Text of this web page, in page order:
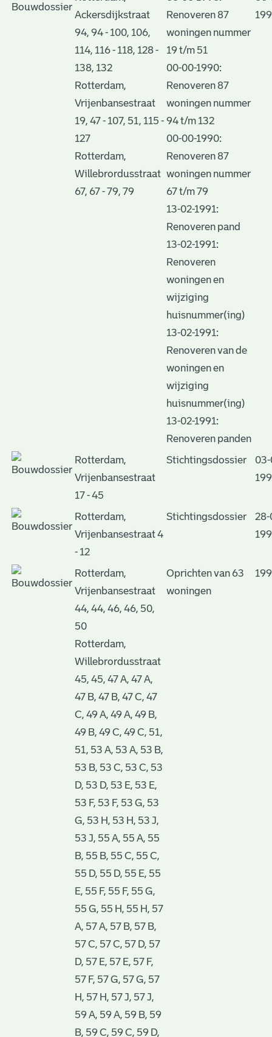
Ackersdijkstraat
94, 94 - 100, 106,
114, 116 - 118, 128 -
138, 132
Rotterdam,
Vrijenbansestraat
19, 47 - 107, 51, 115 -
127
Rotterdam,
Willebrordusstraat
67, 67 - 79, 79
Renoveren 87
woningen nummer
19 t/m 51
00-00-1990:
Renoveren 87
woningen nummer
94 t/m 132
00-00-1990:
Renoveren 87
woningen nummer
67 t/m 79
13-02-1991:
Renoveren pand
13-02-1991:
Renoveren
woningen en
wijziging
huisnummer(ing)
13-02-1991:
Renoveren van de
woningen en
wijziging
huisnummer(ing)
13-02-1991:
Renoveren panden
Rotterdam,
Vrijenbansestraat
17 - 45
Stichtingsdossier
03-
Rotterdam,
Vrijenbansestraat 4
- 12
Stichtingsdossier
28-
Rotterdam,
Vrijenbansestraat
44, 44, 46, 46, 50,
50
Rotterdam,
Willebrordusstraat
45, 45, 47 A, 47 A,
47 B, 47 B, 47 C, 47
C, 49 A, 49 A, 49 B,
49 B, 49 C, 49 C, 51,
51, 53 A, 53 A, 53 B,
53 B, 53 C, 53 C, 53
D, 53 D, 53 E, 53 E,
53 F, 53 F, 53 G, 53
G, 53 H, 53 H, 53 J,
53 J, 55 A, 55 A, 55
B, 55 B, 55 C, 55 C,
55 D, 55 D, 55 E, 55
E, 55 F, 55 F, 55 G,
55 G, 55 H, 55 H, 57
A, 57 A, 57 B, 57 B,
57 C, 57 C, 57 D, 57
D, 57 E, 57 E, 57 F,
57 F, 57 G, 57 G, 57
H, 57 H, 57 J, 57 J,
59 A, 59 A, 59 B, 59
B, 59 C, 59 C, 59 D,
Oprichten van 63
woningen